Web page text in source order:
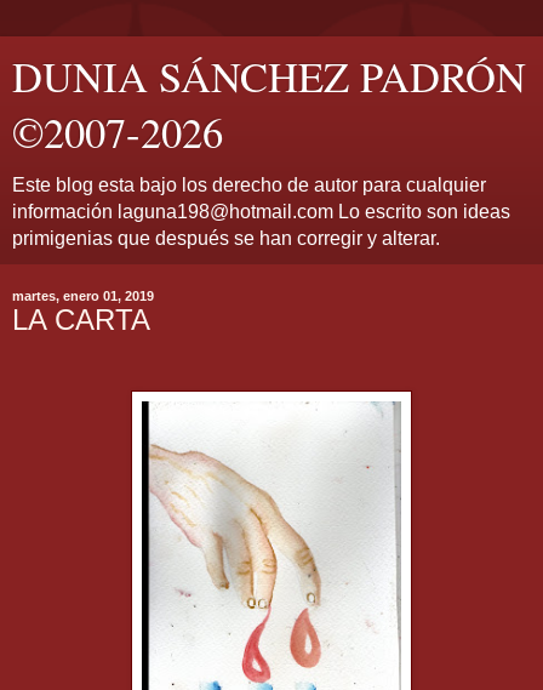
DUNIA SÁNCHEZ PADRÓN
©2007-2026
Este blog esta bajo los derecho de autor para cualquier
información laguna198@hotmail.com Lo escrito son ideas
primigenias que después se han corregir y alterar.
martes, enero 01, 2019
LA CARTA